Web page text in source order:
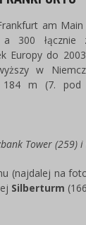
am
300 łącznie
Europy do
w
m (7. pod
Tower (259) i
(najdalej na
Silberturm